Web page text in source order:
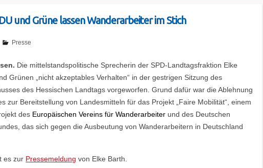
und Grüne lassen Wanderarbeiter im Stich
Presse
Die mittelstandspolitische Sprecherin der SPD-Landtagsfraktion Elke
Grünen „nicht akzeptables Verhalten“ in der gestrigen Sitzung des
des Hessischen Landtags vorgeworfen. Grund dafür war die Ablehnung
zur Bereitstellung von Landesmitteln für das Projekt „Faire Mobilität“, einem
des Europäischen Vereins für Wanderarbeiter und des Deutschen
das sich gegen die Ausbeutung von Wanderarbeitern in Deutschland
es zur Pressemeldung von Elke Barth.